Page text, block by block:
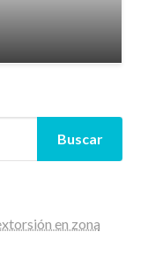
Buscar
en zona